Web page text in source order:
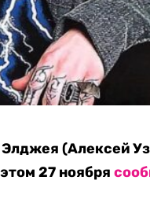
(Алексей
27 ноября